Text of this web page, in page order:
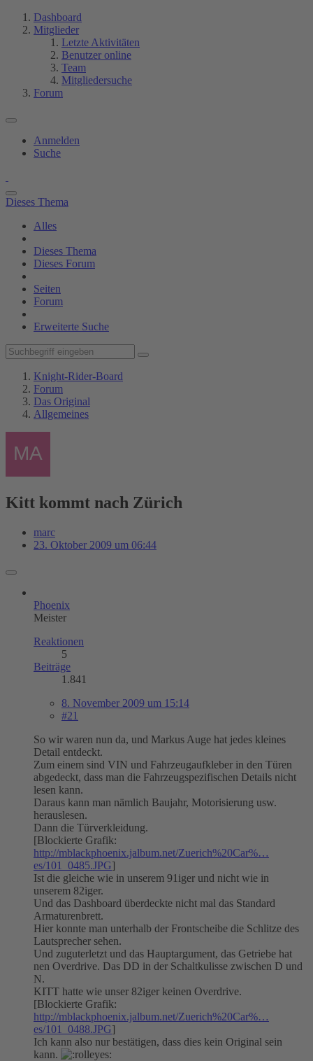
Dashboard
Mitglieder
Letzte Aktivitäten
Benutzer online
Team
Mitgliedersuche
Forum
Anmelden
Suche
Dieses Thema
Alles
Dieses Thema
Dieses Forum
Seiten
Forum
Erweiterte Suche
Knight-Rider-Board
Forum
Das Original
Allgemeines
Kitt kommt nach Zürich
marc
23. Oktober 2009 um 06:44
Phoenix
Meister
Reaktionen
5
Beiträge
1.841
8. November 2009 um 15:14
#21
So wir waren nun da, und Markus Auge hat jedes kleines
Detail entdeckt.
Zum einem sind VIN und Fahrzeugaufkleber in den Türen
abgedeckt, dass man die Fahrzeugspezifischen Details nicht
lesen kann.
Daraus kann man nämlich Baujahr, Motorisierung usw.
herauslesen.
Dann die Türverkleidung.
[Blockierte Grafik:
http://mblackphoenix.jalbum.net/Zuerich%20Car%…
es/101_0485.JPG]
Ist die gleiche wie in unserem 91iger und nicht wie in
unserem 82iger.
Und das Dashboard überdeckte nicht mal das Standard
Armaturenbrett.
Hier konnte man unterhalb der Frontscheibe die Schlitze des
Lautsprecher sehen.
Und zuguterletzt und das Hauptargument, das Getriebe hat
nen Overdrive. Das DD in der Schaltkulisse zwischen D und
N.
KITT hatte wie unser 82iger keinen Overdrive.
[Blockierte Grafik:
http://mblackphoenix.jalbum.net/Zuerich%20Car%…
es/101_0488.JPG]
Ich kann also nur bestätigen, dass dies kein Original sein
kann.